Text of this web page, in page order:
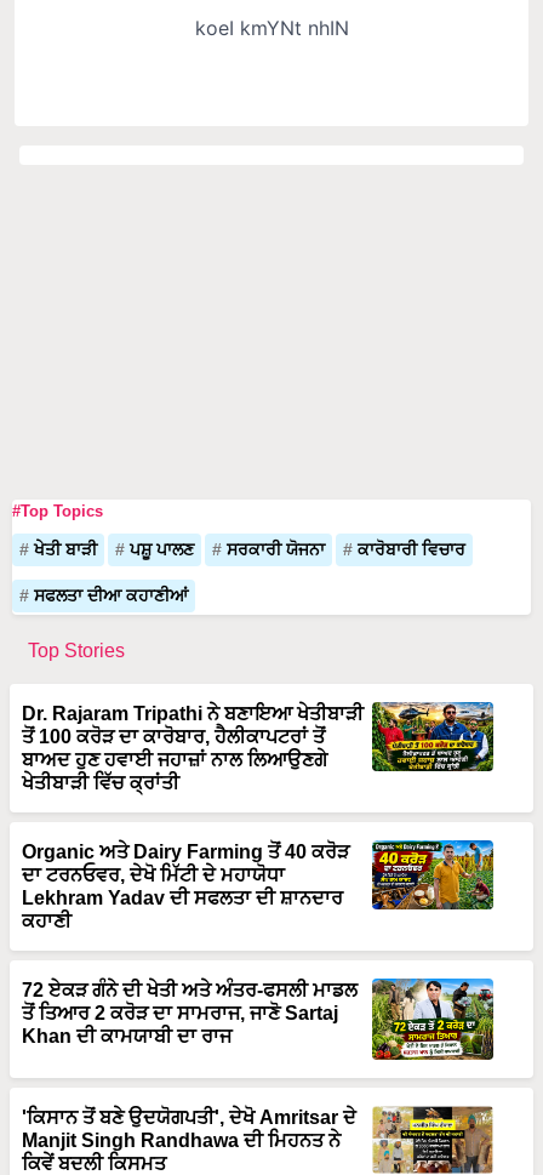
#Top Topics
ਖੇਤੀ ਬਾੜੀ ਪਸ਼ੂ ਪਾਲਣ ਸਰਕਾਰੀ ਯੋਜਨਾ ਕਾਰੋਬਾਰੀ ਵਿਚਾਰ
ਸਫਲਤਾ ਦੀਆ ਕਹਾਣੀਆਂ
Top Stories
Dr. Rajaram Tripathi ਨੇ ਬਣਾਇਆ ਖੇਤੀਬਾੜੀ
ਤੋਂ 100 ਕਰੋੜ ਦਾ ਕਾਰੋਬਾਰ, ਹੈਲੀਕਾਪਟਰਾਂ ਤੋਂ
ਬਾਅਦ ਹੁਣ ਹਵਾਈ ਜਹਾਜ਼ਾਂ ਨਾਲ ਲਿਆਉਣਗੇ
ਖੇਤੀਬਾੜੀ ਵਿੱਚ ਕ੍ਰਾਂਤੀ
Organic ਅਤੇ Dairy Farming ਤੋਂ 40 ਕਰੋੜ
ਦਾ ਟਰਨਓਵਰ, ਦੇਖੋ ਮਿੱਟੀ ਦੇ ਮਹਾਯੋਧਾ
Lekhram Yadav ਦੀ ਸਫਲਤਾ ਦੀ ਸ਼ਾਨਦਾਰ
ਕਹਾਣੀ
72 ਏਕੜ ਗੰਨੇ ਦੀ ਖੇਤੀ ਅਤੇ ਅੰਤਰ-ਫਸਲੀ ਮਾਡਲ
ਤੋਂ ਤਿਆਰ 2 ਕਰੋੜ ਦਾ ਸਾਮਰਾਜ, ਜਾਣੋ Sartaj
Khan ਦੀ ਕਾਮਯਾਬੀ ਦਾ ਰਾਜ
'ਕਿਸਾਨ ਤੋਂ ਬਣੇ ਉਦਯੋਗਪਤੀ', ਦੇਖੋ Amritsar ਦੇ
Manjit Singh Randhawa ਦੀ ਮਿਹਨਤ ਨੇ
ਕਿਵੇਂ ਬਦਲੀ ਕਿਸਮਤ